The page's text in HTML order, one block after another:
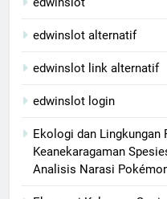
edwinslot alternatif
edwinslot link alternatif
edwinslot login
Ekologi dan Lingkungan
Keanekaragaman
Analisis Narasi